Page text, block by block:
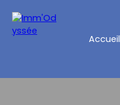
Accueil